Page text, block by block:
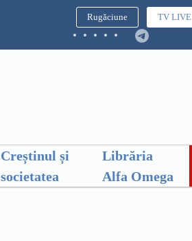
Rugăciune TV LIVE
Creștinul și
societatea
Librăria
Alfa Omega